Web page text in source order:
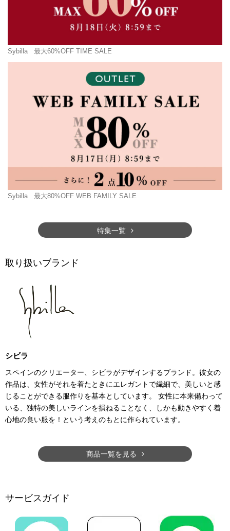
Sybilla 最大60%OFF TIME SALE
Sybilla 最大80%OFF WEB FAMILY SALE
特集一覧
取り扱いブランド
シビラ
スペインのクリエーター、シビラがデザインするブランド。彼女の
作品は、女性がそれを着たときにエレガントで繊細で、美しいと感
じることができる服作りを基本としています。 女性に本来備わって
いる、独特の美しいラインを損ねることなく、しかも動きやすく着
心地の良い服を！という考えのもとに作られています。
商品一覧を見る
サービスガイド